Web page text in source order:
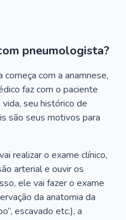
pneumologista?
com a anamnese,
faz com o paciente
seu histórico de
são seus motivos para
realizar o exame clínico,
arterial e ouvir os
ele vai fazer o exame
da anatomia da
escavado etc.), a